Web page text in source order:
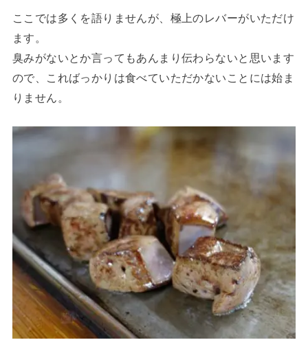
ここでは多くを語りませんが、極上のレバーがいただけ
ます。
臭みがないとか言ってもあんまり伝わらないと思います
ので、こればっかりは食べていただかないことには始ま
りません。